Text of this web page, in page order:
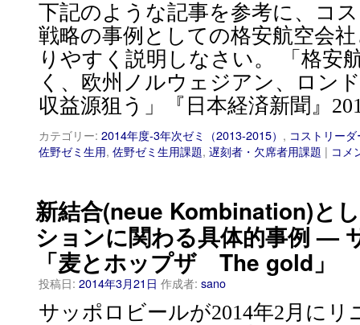
下記のような記事を参考に、コ
戦略の事例としての格安航空会
りやすく説明しなさい。 「格安
く、欧州ノルウェジアン、ロン
収益源狙う」『日本経済新聞』
カテゴリー: 2014年度-3年次ゼミ（2013-2015） , コストリー
佐野ゼミ生用, 佐野ゼミ生用課題, 遅刻者・欠席者用課題 | コメ
新結合(neue Kombination)と
ションに関わる具体的事例 —
「麦とホップザ The gold」
投稿日: 2014年3月21日 作成者: sano
サッポロビールが2014年2月に